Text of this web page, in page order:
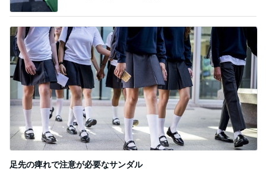
足先の痺れで注意が必要なサンダル